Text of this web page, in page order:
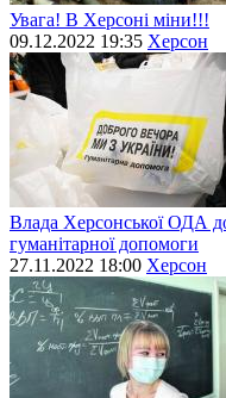
Увага! В Херсоні міни!!!
09.12.2022 19:35 Херсон
Влада Херсонської ОДА
гуманітарної допомоги
27.11.2022 18:00 Херсон